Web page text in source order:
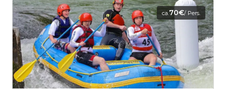
ca.70€/ Pers.